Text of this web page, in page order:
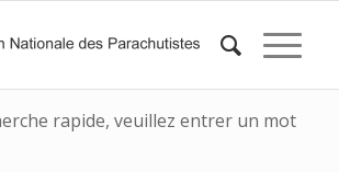
rapide, veuillez entrer un mot